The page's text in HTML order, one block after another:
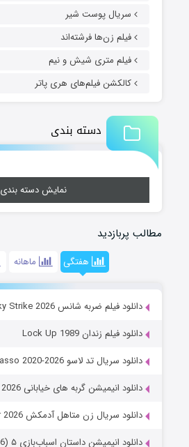
سریال پوست شیر
فیلم زن‌ها فرشته‌اند
فیلم متری شیش و نیم
کالکشن فیلم‌های هری پاتر
دسته بندی
نمایش دسته بندی
مطالب پربازدید
هفتگی ماهانه
دانلود فیلم ضربه شانس Lucky Strike 2026
دانلود فیلم زندان Lock Up 1989
دانلود سریال تد لاسو Ted Lasso 2020-2026
دانلود انیمیشن گربه های خیابانی Alley Cats 2026
دانلود سریال زن متاهل آدمکش A Bona Fide Killer 2026
دانلود انیمیشن داستان اسباب‌بازی ۵ Toy Story 5 (2026)